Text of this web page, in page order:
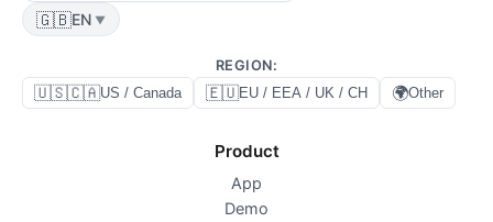
🇬🇧EN ▼
REGION:
🇺🇸🇨🇦US / Canada 🇪🇺EU / EEA / UK / CH 🌍Other
Product
App
Demo